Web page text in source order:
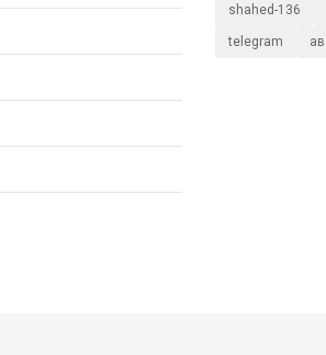
shahed-136
telegram